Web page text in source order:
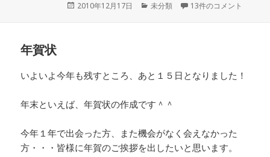
投
2010年12月17日
カ
未分類 13件のコメント
年賀状
いよいよ今年も残すところ、あと１５日となりました！
年末といえば、年賀状の作成です＾＾
今年１年で出会った方、また機会がなく会えなかった
方・・・皆様に年賀のご挨拶を出したいと思います。